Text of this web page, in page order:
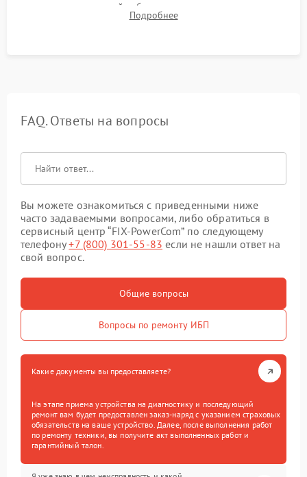
времени автономной работы, температурного режима и
корректности формы выходного сигнала.
Подробнее
FAQ. Ответы на вопросы
Вы можете ознакомиться с приведенными ниже
часто задаваемыми вопросами, либо обратиться в
сервисный центр “FIX-PowerCom” по следующему
телефону+7 (800) 301-55-83 если не нашли ответ на
свой вопрос.
Общие вопросы
Вопросы по ремонту ИБП
Какие документы вы предоставляете?
На этапе приема устройства на диагностику и последующий
ремонт вам будет предоставлен заказ-наряд с указанием страховых
обязательств на ваше устройство. Далее, после выполнения работ
по ремонту техники, вы получите акт выполненных работ и
гарантийный талон.